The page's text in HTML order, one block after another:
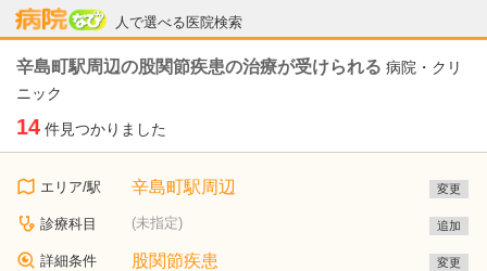
人で選べる医院検索
病院なび
辛島町駅周辺の股関節疾患の治療が受けられる 病院・クリ
ニック
14 件見つかりました
エリア/駅 辛島町駅周辺 変更
診療科目 (未指定) 追加
詳細条件 股関節疾患 変更